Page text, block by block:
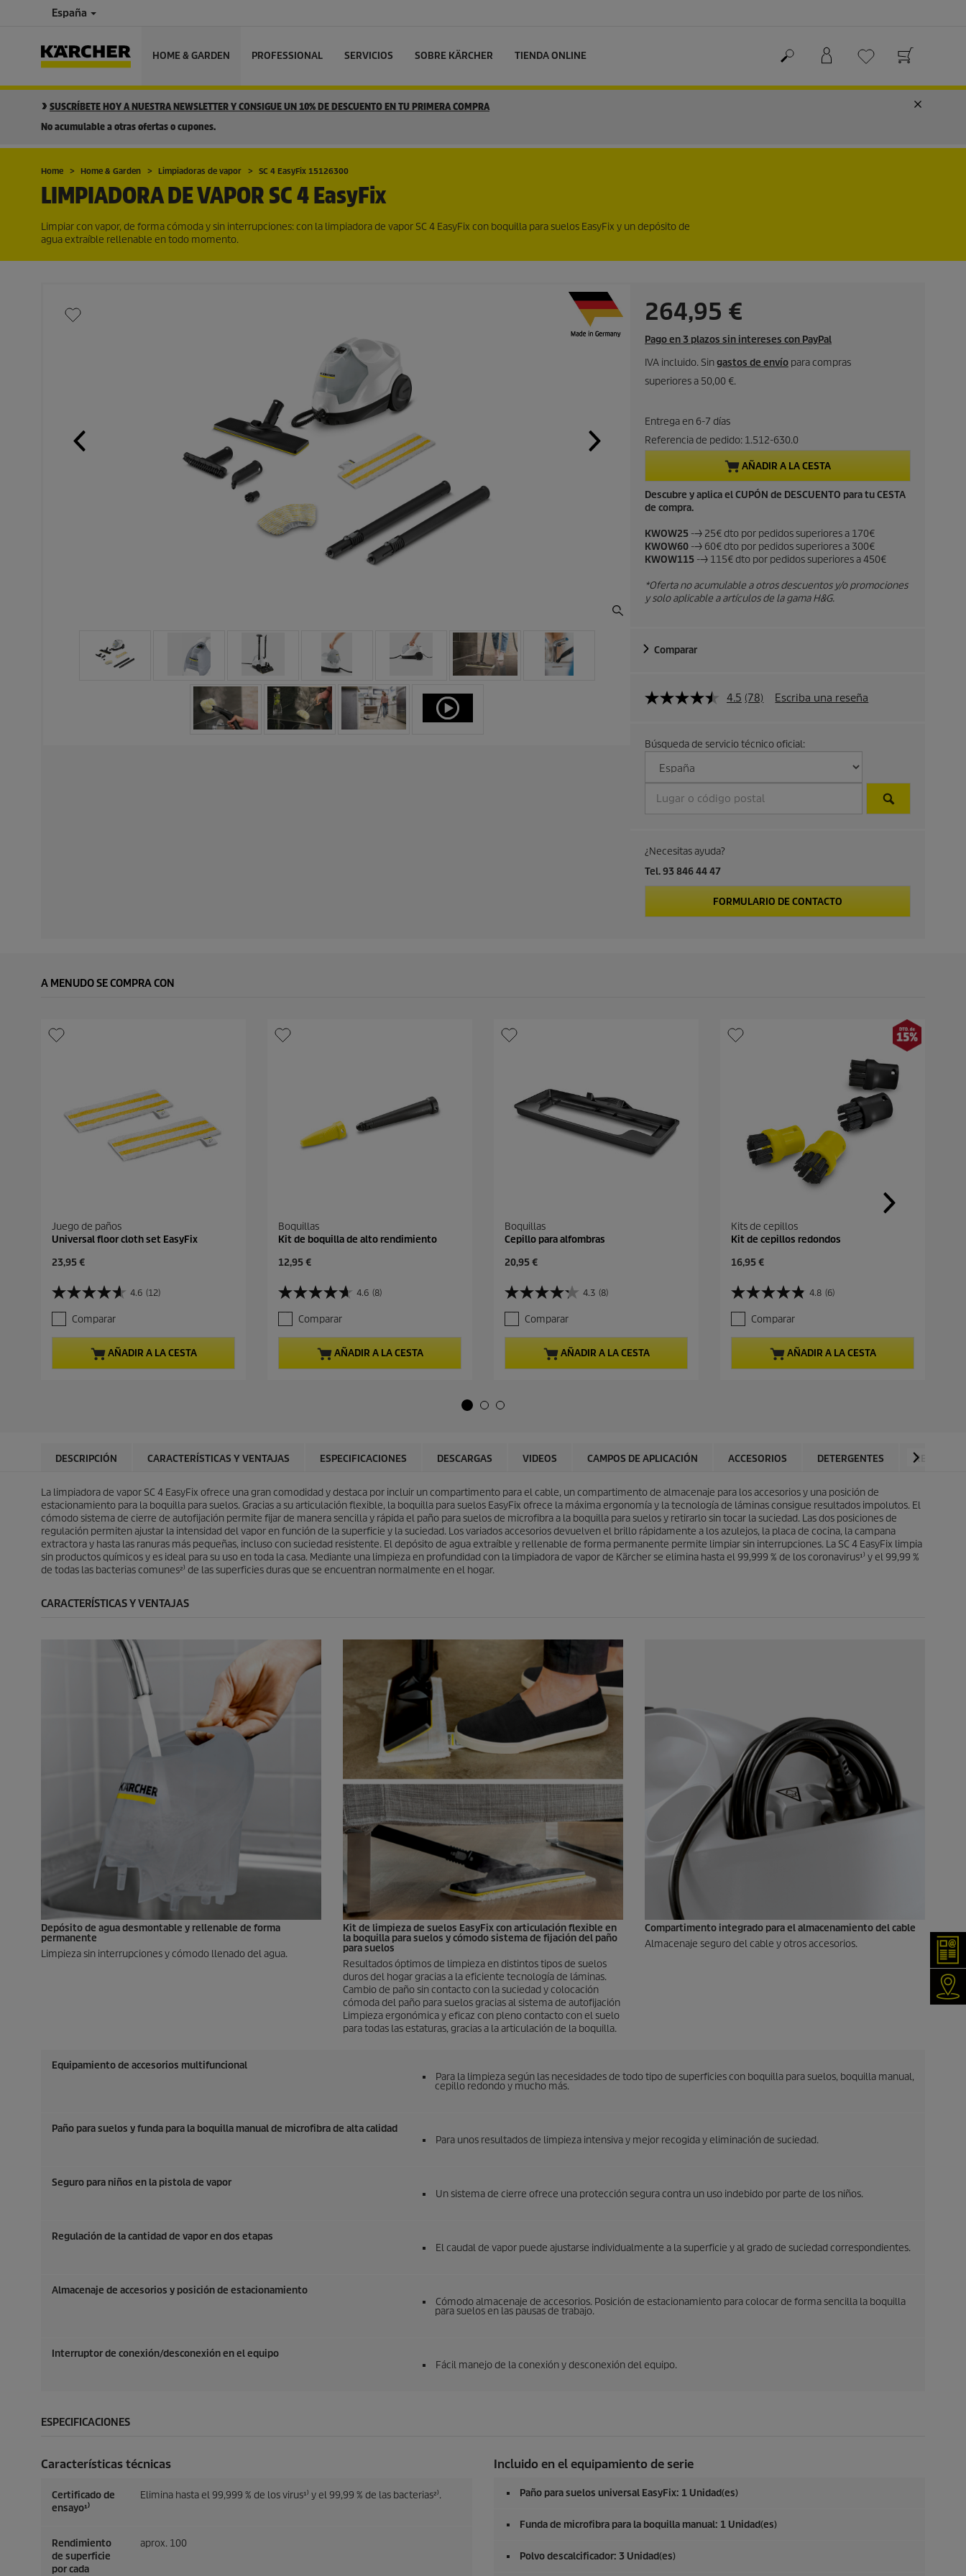
España
HOME & GARDEN PROFESSIONAL SERVICIOS SOBRE KÄRCHER TIENDA ONLINE
SUSCRÍBETE HOY A NUESTRA NEWSLETTER Y CONSIGUE UN 10% DE DESCUENTO EN TU PRIMERA COMPRA
No acumulable a otras ofertas o cupones.
Home Home & Garden Limpiadoras de vapor SC 4 EasyFix 15126300
LIMPIADORA DE VAPOR SC 4EasyFix
Limpiar con vapor, de forma cómoda y sin interrupciones: con la limpiadora de vapor SC 4 EasyFix con boquilla para suelos EasyFix y un depósito de
agua extraíble rellenable en todo momento.
P
r
e
i
o
a
c
t
u
a
e
r
o
d
u
c
t
264,95 €
Pago en 3 plazos sin intereses con PayPal
IVA incluido. Singastos de envío para compras
superiores a 50,00 €.
Entrega en 6-7 días
Referencia de pedido: 1.512-630.0
AÑADIR A LA CESTA
Descubre y aplica el CUPÓN de DESCUENTO para tu CESTA
de compra.
KWOW25 --> 25€ dto por pedidos superiores a 170€
KWOW60 --> 60€ dto por pedidos superiores a 300€
KWOW115 --> 115€ dto por pedidos superiores a 450€
*Oferta no acumulable a otros descuentos y/o promociones
y solo aplicable a artículos de la gama H&G.
Comparar
4.5 (78) Escriba una reseña
Búsqueda de servicio técnico oficial:
¿Necesitas ayuda?
Tel. 93 846 44 47
FORMULARIO DE CONTACTO
A MENUDO SE COMPRA CON
Juego de paños
Universal floor cloth set EasyFix
P
e
c
i
o
a
u
c
t
o
23,95 €
4.6 (12)
4
.
6
d
1
2
r
e
s
e
s
Comparar
AÑADIR A LA CESTA
Boquillas
Kit de boquilla de alto rendimiento
P
e
c
i
o
a
r
u
c
t
o
12,95 €
4.6 (8)
4
.
6
d
l
.
8
r
e
s
e
ñ
Comparar
AÑADIR A LA CESTA
Boquillas
Cepillo para alfombras
P
e
c
i
o
a
l
u
c
t
o
20,95 €
4.3 (8)
4
.
3
d
.
8
e
s
e
Comparar
AÑADIR A LA CESTA
Kits de cepillos
Kit de cepillos redondos
P
e
c
i
o
a
r
u
c
t
o
16,95 €
4.8 (6)
4
.
8
d
l
.
6
r
e
s
e
Comparar
AÑADIR A LA CESTA
DESCRIPCIÓN CARACTERÍSTICAS Y VENTAJAS ESPECIFICACIONES DESCARGAS VIDEOS CAMPOS DE APLICACIÓN ACCESORIOS DETERGENTES
La limpiadora de vapor SC 4 EasyFix ofrece una gran comodidad y destaca por incluir un compartimento para el cable, un compartimento de almacenaje para los accesorios y una posición de
estacionamiento para la boquilla para suelos. Gracias a su articulación flexible, la boquilla para suelos EasyFix ofrece la máxima ergonomía y la tecnología de láminas consigue resultados impolutos. El
cómodo sistema de cierre de autofijación permite fijar de manera sencilla y rápida el paño para suelos de microfibra a la boquilla para suelos y retirarlo sin tocar la suciedad. Las dos posiciones de
regulación permiten ajustar la intensidad del vapor en función de la superficie y la suciedad. Los variados accesorios devuelven el brillo rápidamente a los azulejos, la placa de cocina, la campana
extractora y hasta las ranuras más pequeñas, incluso con suciedad resistente. El depósito de agua extraíble y rellenable de forma permanente permite limpiar sin interrupciones. La SC 4 EasyFix limpia
sin productos químicos y es ideal para su uso en toda la casa. Mediante una limpieza en profundidad con la limpiadora de vapor de Kärcher se elimina hasta el 99,999 % de los coronavirus¹⁾ y el 99,99 %
de todas las bacterias comunes²⁾ de las superficies duras que se encuentran normalmente en el hogar.
CARACTERÍSTICAS Y VENTAJAS
Depósito de agua desmontable y rellenable de forma
permanente
Limpieza sin interrupciones y cómodo llenado del agua.
Kit de limpieza de suelos EasyFixcon articulación flexible en
la boquilla para suelos y cómodo sistema de fijación del paño
para suelos
Resultados óptimos de limpieza en distintos tipos de suelos
duros del hogar gracias a la eficiente tecnología de láminas.
Cambio de paño sin contacto con la suciedad y colocación
cómoda del paño para suelos gracias al sistema de autofijación
Limpieza ergonómica y eficaz con pleno contacto con el suelo
para todas las estaturas, gracias a la articulación de la boquilla.
Compartimento integrado para el almacenamiento del cable
Almacenaje seguro del cable y otros accesorios.
Equipamiento de accesorios multifuncional
Para la limpieza según las necesidades de todo tipo de superficies con boquilla para suelos, boquilla manual,
cepillo redondo y mucho más.
Paño para suelos y funda para la boquilla manual de microfibra de alta calidad
Para unos resultados de limpieza intensiva y mejor recogida y eliminación de suciedad.
Seguro para niños en la pistola de vapor
Un sistema de cierre ofrece una protección segura contra un uso indebido por parte de los niños.
Regulación de la cantidad de vapor en dos etapas
El caudal de vapor puede ajustarse individualmente a la superficie y al grado de suciedad correspondientes.
Almacenaje de accesorios y posición de estacionamiento
Cómodo almacenaje de accesorios. Posición de estacionamiento para colocar de forma sencilla la boquilla
para suelos en las pausas de trabajo.
Interruptor de conexión/desconexión en el equipo
Fácil manejo de la conexión y desconexión del equipo.
ESPECIFICACIONES
Características técnicas
Certificado de
ensayo¹⁾
Elimina hasta el 99,999 % de los virus¹⁾ y el 99,99 % de las bacterias²⁾.
Rendimiento
de superficie
por cada
aprox. 100
Incluido en el equipamiento de serie
Paño para suelos universal EasyFix: 1 Unidad(es)
Funda de microfibra para la boquilla manual: 1 Unidad(es)
Polvo descalcificador: 3 Unidad(es)